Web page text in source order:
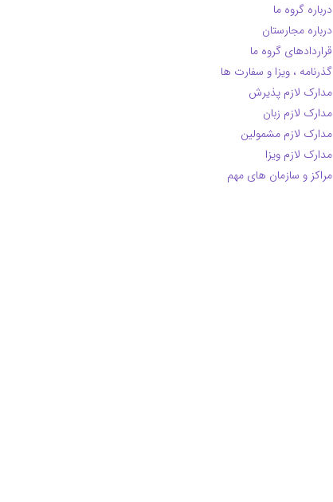
درباره گروه ما
درباره مجارستان
قراردادهای گروه ما
گذرنامه ، ویزا و سفارت ها
مدارک لازم پذیرش
مدارک لازم زبان
مدارک لازم مشمولین
مدارک لازم ویزا
مراکز و سازمان های مهم